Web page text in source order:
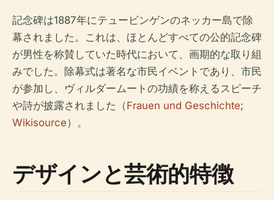
記念碑は1887年にテュービンゲンのネッカー島で除
幕されました。これは、ほとんどすべての公的記念碑
が男性を称賛していた時代において、画期的な取り組
みでした。除幕式は著名な市民イベントであり、市民
が参加し、ヴィルダームートの功績を称えるスピーチ
や詩が披露されました（Frauen und Geschichte;
Wikisource）。
デザインと芸術的特徴